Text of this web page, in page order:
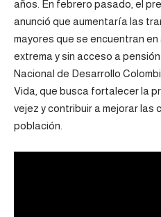
años. En febrero pasado, el
anunció que aumentaría las
mayores que se encuentran
extrema y sin acceso a
Nacional de Desarrollo
Vida, que busca fortalecer la
vejez y contribuir a mejorar las
población.